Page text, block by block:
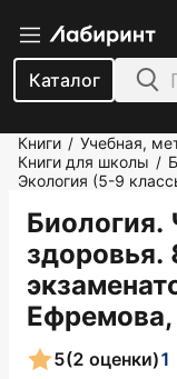
Каталог
Книги / Учебная,
Книги для школы /
Экология (5-9
Биология.
здоровья.
5(2 оценки)1